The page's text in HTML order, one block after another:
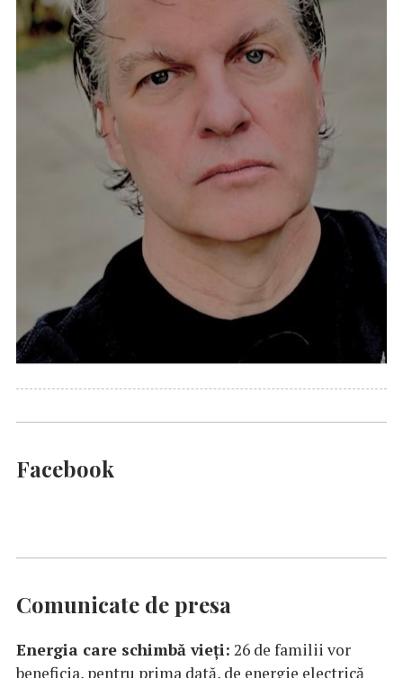
Facebook
Comunicate de presa
Energia care schimbă vieți: 26 de familii vor
beneficia, pentru prima dată, de energie electrică